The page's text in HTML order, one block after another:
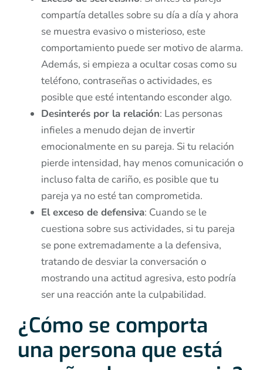
compartía detalles sobre su día a día y ahora
se muestra evasivo o misterioso, este
comportamiento puede ser motivo de alarma.
Además, si empieza a ocultar cosas como su
teléfono, contraseñas o actividades, es
posible que esté intentando esconder algo.
Desinterés por la relación: Las personas
infieles a menudo dejan de invertir
emocionalmente en su pareja. Si tu relación
pierde intensidad, hay menos comunicación o
incluso falta de cariño, es posible que tu
pareja ya no esté tan comprometida.
El exceso de defensiva: Cuando se le
cuestiona sobre sus actividades, si tu pareja
se pone extremadamente a la defensiva,
tratando de desviar la conversación o
mostrando una actitud agresiva, esto podría
ser una reacción ante la culpabilidad.
¿Cómo se comporta
una persona que está